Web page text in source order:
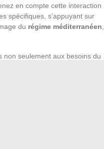
en compte cette interaction
spécifiques, s’appuyant sur
du régime méditerranéen
non seulement aux besoins du